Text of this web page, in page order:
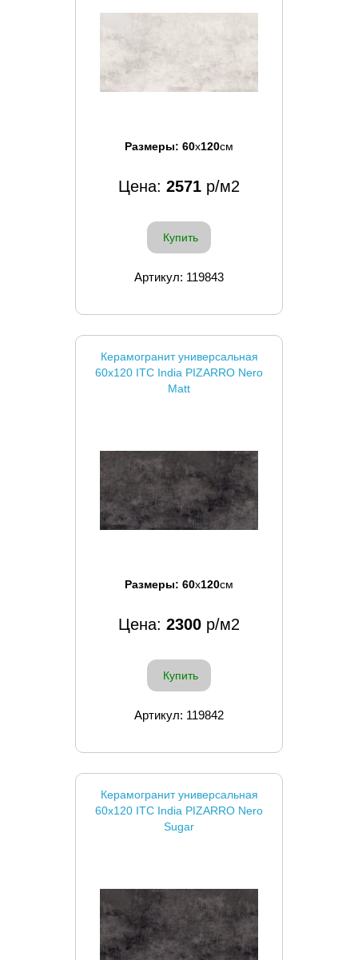
Размеры: 60x120см
Цена: 2571 р/м2
Купить
Артикул: 119843
Керамогранит универсальная
60x120 ITC India PIZARRO Nero
Matt
Размеры: 60x120см
Цена: 2300 р/м2
Купить
Артикул: 119842
Керамогранит универсальная
60x120 ITC India PIZARRO Nero
Sugar